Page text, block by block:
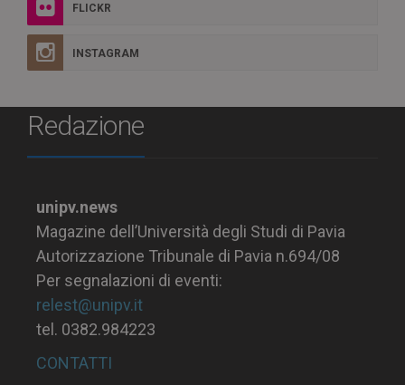
FLICKR
INSTAGRAM
Redazione
unipv.news
Magazine dell’Università degli Studi di Pavia
Autorizzazione Tribunale di Pavia n.694/08
Per segnalazioni di eventi:
relest@unipv.it
tel. 0382.984223
CONTATTI